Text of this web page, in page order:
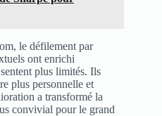
le défilement par
ont enrichi
plus limités. Ils
plus personnelle et
a transformé la
convivial pour le grand